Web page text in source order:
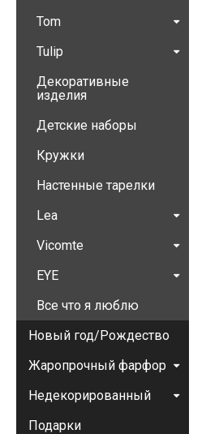
Tom
Tulip
Декоративные
изделия
Детские наборы
Кружки
Настенные тарелки
Lea
Vicomte
EYE
Все что я люблю
Новый год/Рождество
Жаропрочный фарфор
Недекорированный
Подарки